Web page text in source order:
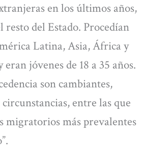
en los últimos años,
resto del Estado. Procedían
Latina, Asia, África y
jóvenes de 18 a 35 años.
son cambiantes,
circunstancias, entre las que
migratorios más prevalentes